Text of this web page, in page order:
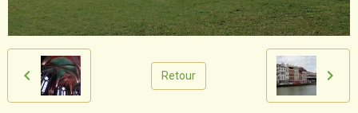
Retour